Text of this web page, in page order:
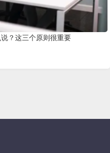
？这三个原则很重要